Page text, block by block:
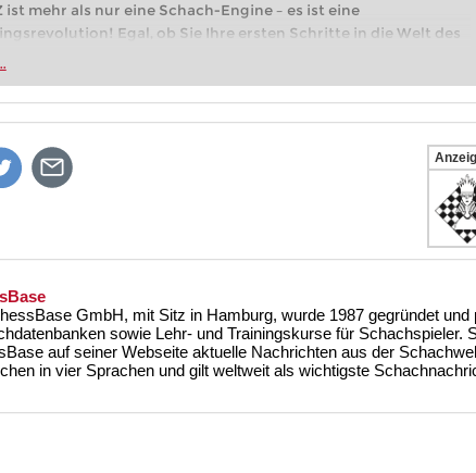
ist mehr als nur eine Schach-Engine – es ist eine
Egal, ob Sie Ihre ersten Schritte in die Welt des
machen oder bereits auf Turnierniveau spielen: Mit
GmbH, mit Sitz in Hamburg, wurde 1987 gegründet und
sowie Lehr- und Trainingskurse für Schachspieler.
auf seiner Webseite aktuelle Nachrichten aus der
in vier Sprachen und gilt weltweit als wichtigste